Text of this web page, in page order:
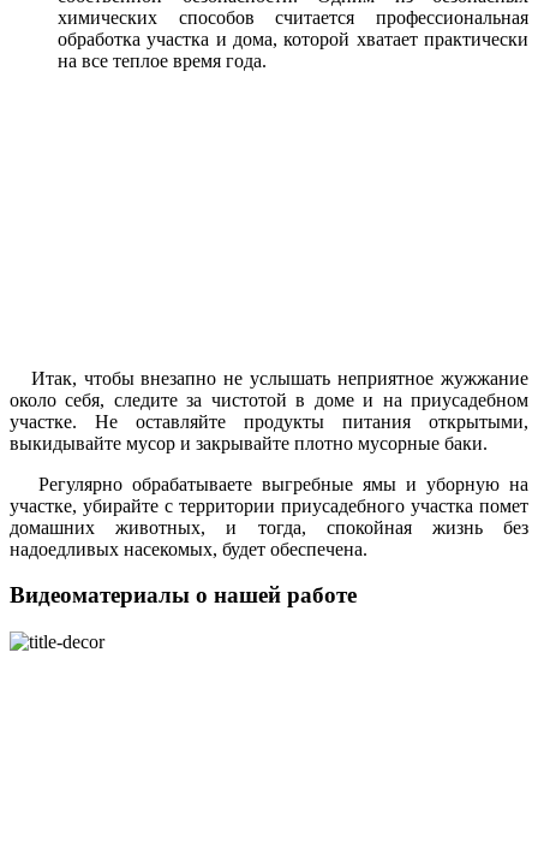
химических способов считается профессиональная
обработка участка и дома, которой хватает практически
на все теплое время года.
Итак, чтобы внезапно не услышать неприятное жужжание
около себя, следите за чистотой в доме и на приусадебном
участке. Не оставляйте продукты питания открытыми,
выкидывайте мусор и закрывайте плотно мусорные баки.
Регулярно обрабатываете выгребные ямы и уборную на
участке, убирайте с территории приусадебного участка помет
домашних животных, и тогда, спокойная жизнь без
надоедливых насекомых, будет обеспечена.
Видеоматериалы о нашей работе